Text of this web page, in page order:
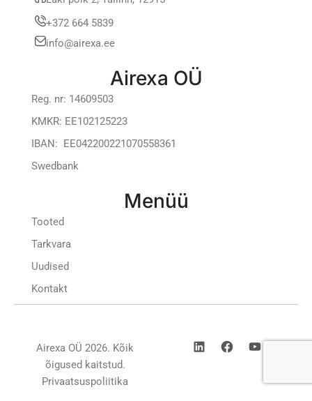
+372 664 5839
info@airexa.ee
Airexa OÜ
Reg. nr: 14609503
KMKR: EE102125223
IBAN: EE042200221070558361
Swedbank
Menüü
Tooted
Tarkvara
Uudised
Kontakt
Airexa OÜ 2026. Kõik
õigused kaitstud.
Privaatsuspoliitika